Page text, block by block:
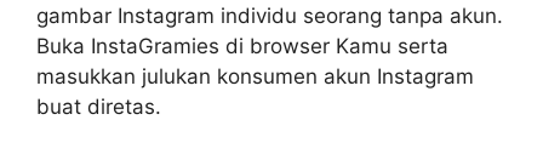
gambar Instagram individu seorang tanpa akun.
Buka InstaGramies di browser Kamu serta
masukkan julukan konsumen akun Instagram
buat diretas.